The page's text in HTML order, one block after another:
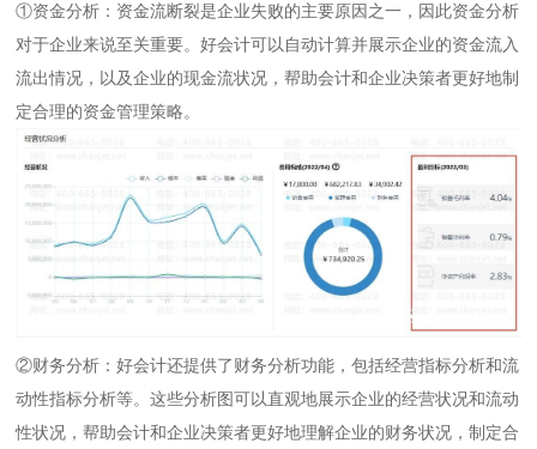
①资金分析：资金流断裂是企业失败的主要原因之一，因此资金分析
对于企业来说至关重要。好会计可以自动计算并展示企业的资金流入
流出情况，以及企业的现金流状况，帮助会计和企业决策者更好地制
定合理的资金管理策略。
②财务分析：好会计还提供了财务分析功能，包括经营指标分析和流
动性指标分析等。这些分析图可以直观地展示企业的经营状况和流动
性状况，帮助会计和企业决策者更好地理解企业的财务状况，制定合